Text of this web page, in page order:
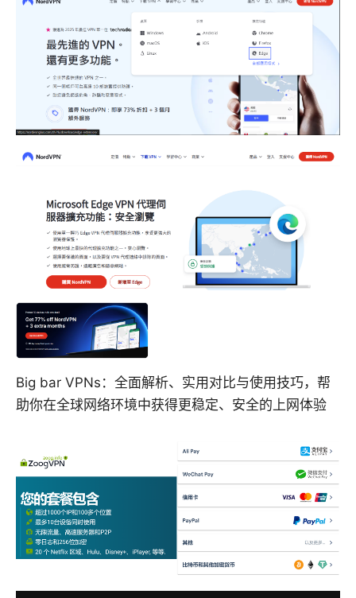
Big bar VPNs：全面解析、实用对比与使用技巧，帮
助你在全球网络环境中获得更稳定、安全的上网体验